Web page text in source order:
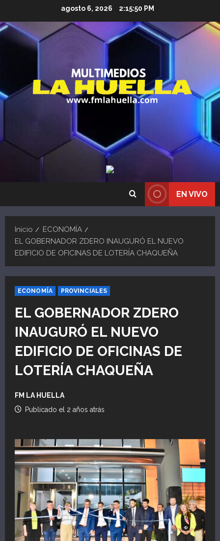
contenido
agosto 6, 2026 2:15:52 PM
EN VIVO
Inicio
ECONOMÍA
EL GOBERNADOR ZDERO INAUGURÓ EL NUEVO
EDIFICIO DE OFICINAS DE LOTERÍA CHAQUEÑA
ECONOMÍA PROVINCIALES
EL GOBERNADOR ZDERO
INAUGURÓ EL NUEVO
EDIFICIO DE OFICINAS DE
LOTERÍA CHAQUEÑA
FM LA HUELLA
Publicado el 2 años atrás